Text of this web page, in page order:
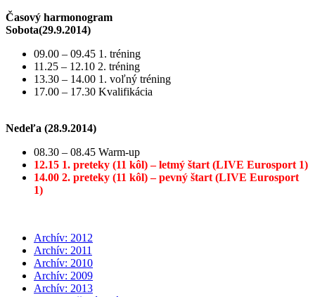
Časový harmonogram
Sobota(29.9.2014)
09.00 – 09.45 1. tréning
11.25 – 12.10 2. tréning
13.30 – 14.00 1. voľný tréning
17.00 – 17.30 Kvalifikácia
Nedeľa (28.9.2014)
08.30 – 08.45 Warm-up
12.15 1. preteky (11 kôl) – letmý štart (LIVE Eurosport 1)
14.00 2. preteky (11 kôl) – pevný štart (LIVE Eurosport
1)
Archív: 2012
Archív: 2011
Archív: 2010
Archív: 2009
Archív: 2013